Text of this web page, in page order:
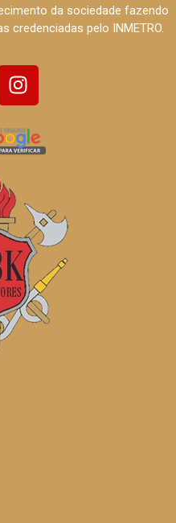
da sociedade fazendo
credenciadas pelo INMETRO.